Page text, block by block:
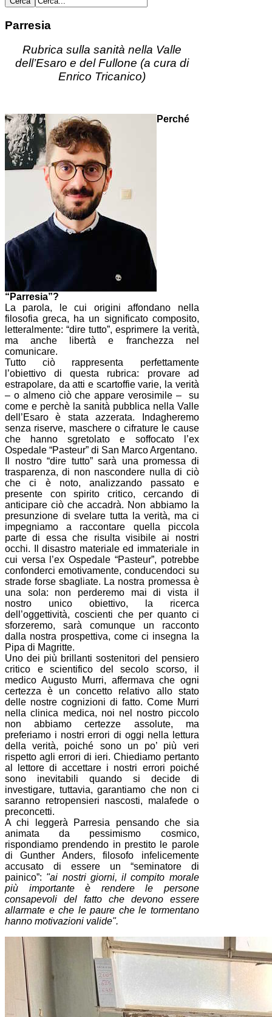
Parresia
Rubrica sulla sanità nella Valle
dell’Esaro e del Fullone (a cura di
Enrico Tricanico)
Perché
“Parresia”?
La parola, le cui origini affondano nella
filosofia greca, ha un significato composito,
letteralmente: “dire tutto”, esprimere la verità,
ma anche libertà e franchezza nel
comunicare.
Tutto ciò rappresenta perfettamente
l’obiettivo di questa rubrica: provare ad
estrapolare, da atti e scartoffie varie, la verità
– o almeno ciò che appare verosimile – su
come e perchè la sanità pubblica nella Valle
dell’Esaro è stata azzerata. Indagheremo
senza riserve, maschere o cifrature le cause
che hanno sgretolato e soffocato l’ex
Ospedale “Pasteur” di San Marco Argentano.
Il nostro “dire tutto” sarà una promessa di
trasparenza, di non nascondere nulla di ciò
che ci è noto, analizzando passato e
presente con spirito critico, cercando di
anticipare ciò che accadrà. Non abbiamo la
presunzione di svelare tutta la verità, ma ci
impegniamo a raccontare quella piccola
parte di essa che risulta visibile ai nostri
occhi. Il disastro materiale ed immateriale in
cui versa l’ex Ospedale “Pasteur”, potrebbe
confonderci emotivamente, conducendoci su
strade forse sbagliate. La nostra promessa è
una sola: non perderemo mai di vista il
nostro unico obiettivo, la ricerca
dell’oggettività, coscienti che per quanto ci
sforzeremo, sarà comunque un racconto
dalla nostra prospettiva, come ci insegna la
Pipa di Magritte.
Uno dei più brillanti sostenitori del pensiero
critico e scientifico del secolo scorso, il
medico Augusto Murri, affermava che ogni
certezza è un concetto relativo allo stato
delle nostre cognizioni di fatto. Come Murri
nella clinica medica, noi nel nostro piccolo
non abbiamo certezze assolute, ma
preferiamo i nostri errori di oggi nella lettura
della verità, poiché sono un po’ più veri
rispetto agli errori di ieri. Chiediamo pertanto
al lettore di accettare i nostri errori poiché
sono inevitabili quando si decide di
investigare, tuttavia, garantiamo che non ci
saranno retropensieri nascosti, malafede o
preconcetti.
A chi leggerà Parresia pensando che sia
animata da pessimismo cosmico,
rispondiamo prendendo in prestito le parole
di Gunther Anders, filosofo infelicemente
accusato di essere un “seminatore di
painico”: "ai nostri giorni, il compito morale
più importante è rendere le persone
consapevoli del fatto che devono essere
allarmate e che le paure che le tormentano
hanno motivazioni valide".